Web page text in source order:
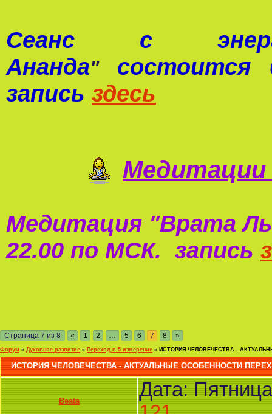
Сеанс с
Ананда"
состоится
запись здесь
Медитации
Медитация "Врата
22.00 по МСК. запись
Страница 7 из 8 « 1 2 … 5 6 7 8 »
Форум » Духовное развитие » Переход в 5 измерение » ИСТОРИЯ ЧЕЛОВЕЧЕСТВА -
ИСТОРИЯ ЧЕЛОВЕЧЕСТВА - АКТУАЛЬНЫЕ ОСОБЕННОСТИ
Beata
Дата: